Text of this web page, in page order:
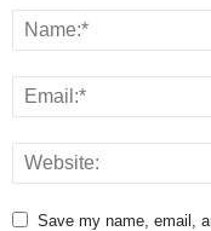
Save my name, email,